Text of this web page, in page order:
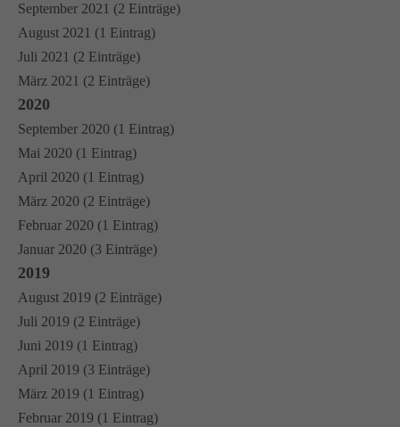
September 2021 (2 Einträge)
August 2021 (1 Eintrag)
Juli 2021 (2 Einträge)
März 2021 (2 Einträge)
2020
September 2020 (1 Eintrag)
Mai 2020 (1 Eintrag)
April 2020 (1 Eintrag)
März 2020 (2 Einträge)
Februar 2020 (1 Eintrag)
Januar 2020 (3 Einträge)
2019
August 2019 (2 Einträge)
Juli 2019 (2 Einträge)
Juni 2019 (1 Eintrag)
April 2019 (3 Einträge)
März 2019 (1 Eintrag)
Februar 2019 (1 Eintrag)